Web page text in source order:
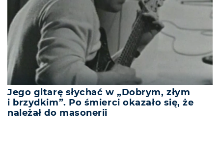
Jego gitarę słychać w „Dobrym, złym
i brzydkim”. Po śmierci okazało się, że
należał do masonerii